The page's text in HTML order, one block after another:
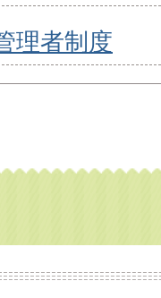
理者制度